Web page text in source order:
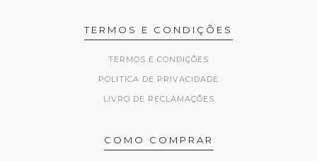
TERMOS E CONDIÇÕES
TERMOS E CONDIÇÕES
POLITICA DE PRIVACIDADE
LIVRO DE RECLAMAÇÕES
COMO COMPRAR